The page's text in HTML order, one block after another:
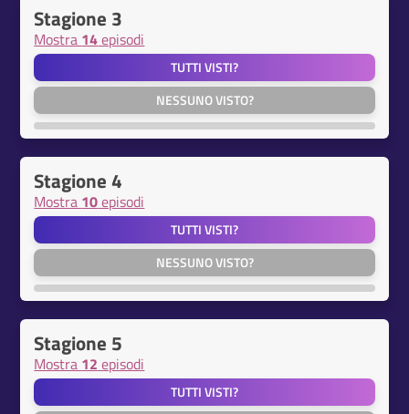
Stagione 3
Mostra 14episodi
TUTTI VISTI?
NESSUNO VISTO?
Stagione 4
Mostra 10episodi
TUTTI VISTI?
NESSUNO VISTO?
Stagione 5
Mostra 12 episodi
TUTTI VISTI?